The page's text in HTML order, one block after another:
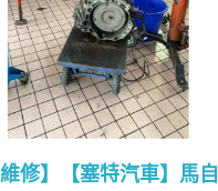
修】
【塞特汽車】馬自